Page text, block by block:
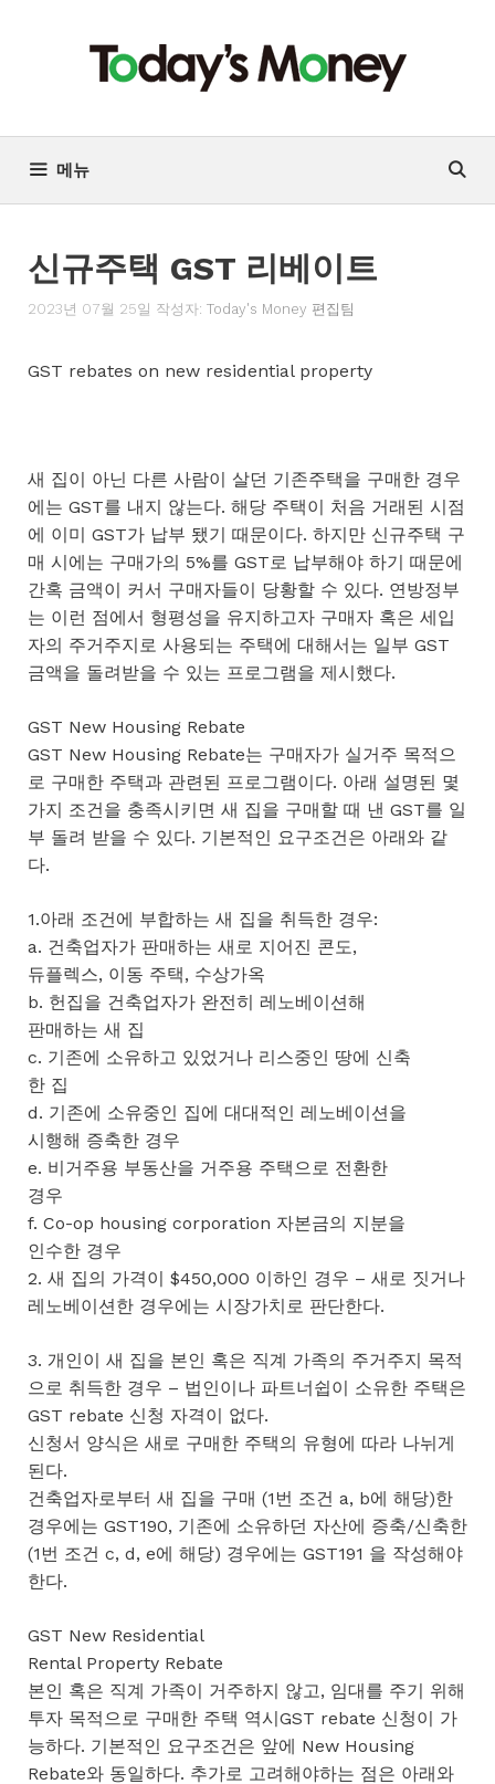
기
메뉴
신규주택 GST 리베이트
2023년 07월 25일 작성자: Today's Money 편집팀
GST rebates on new residential property
새 집이 아닌 다른 사람이 살던 기존주택을 구매한 경우
에는 GST를 내지 않는다. 해당 주택이 처음 거래된 시점
에 이미 GST가 납부 됐기 때문이다. 하지만 신규주택 구
매 시에는 구매가의 5%를 GST로 납부해야 하기 때문에
간혹 금액이 커서 구매자들이 당황할 수 있다. 연방정부
는 이런 점에서 형평성을 유지하고자 구매자 혹은 세입
자의 주거주지로 사용되는 주택에 대해서는 일부 GST
금액을 돌려받을 수 있는 프로그램을 제시했다.
GST New Housing Rebate
GST New Housing Rebate는 구매자가 실거주 목적으
로 구매한 주택과 관련된 프로그램이다. 아래 설명된 몇
가지 조건을 충족시키면 새 집을 구매할 때 낸 GST를 일
부 돌려 받을 수 있다. 기본적인 요구조건은 아래와 같
다.
1.아래 조건에 부합하는 새 집을 취득한 경우:
a. 건축업자가 판매하는 새로 지어진 콘도,
듀플렉스, 이동 주택, 수상가옥
b. 헌집을 건축업자가 완전히 레노베이션해
판매하는 새 집
c. 기존에 소유하고 있었거나 리스중인 땅에 신축
한 집
d. 기존에 소유중인 집에 대대적인 레노베이션을
시행해 증축한 경우
e. 비거주용 부동산을 거주용 주택으로 전환한
경우
f. Co-op housing corporation 자본금의 지분을
인수한 경우
2. 새 집의 가격이 $450,000 이하인 경우 – 새로 짓거나
레노베이션한 경우에는 시장가치로 판단한다.
3. 개인이 새 집을 본인 혹은 직계 가족의 주거주지 목적
으로 취득한 경우 – 법인이나 파트너쉽이 소유한 주택은
GST rebate 신청 자격이 없다.
신청서 양식은 새로 구매한 주택의 유형에 따라 나뉘게
된다.
건축업자로부터 새 집을 구매 (1번 조건 a, b에 해당)한
경우에는 GST190, 기존에 소유하던 자산에 증축/신축한
(1번 조건 c, d, e에 해당) 경우에는 GST191 을 작성해야
한다.
GST New Residential
Rental Property Rebate
본인 혹은 직계 가족이 거주하지 않고, 임대를 주기 위해
투자 목적으로 구매한 주택 역시GST rebate 신청이 가
능하다. 기본적인 요구조건은 앞에 New Housing
Rebate와 동일하다. 추가로 고려해야하는 점은 아래와